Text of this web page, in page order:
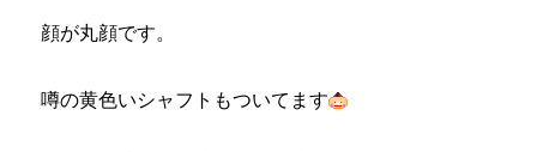
顔が丸顔です。
噂の黄色いシャフトもついてます